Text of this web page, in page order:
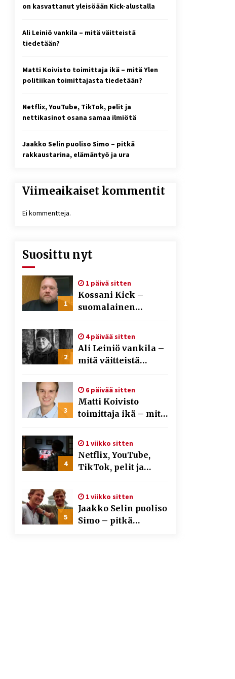
2 viikkoa sitten
mobiilipelialustojen kehitys –
10 euron talletuskasinot ja
pikamaksut: mitä suomalaisten
on kasvattanut yleisöään Kick-alustalla
Ali Leiniö vankila – mitä väitteistä
tiedetään?
Matti Koivisto toimittaja ikä – mitä Ylen
politiikan toimittajasta tiedetään?
Netflix, YouTube, TikTok, pelit ja
nettikasinot osana samaa ilmiötä
Jaakko Selin puoliso Simo – pitkä
rakkaustarina, elämäntyö ja ura
Viimeaikaiset kommentit
Ei kommentteja.
Suosittu nyt
1
1 päivä sitten
Kossani Kick –
suomalainen
kasvattanut
yleisöään Kick-
alustalla
2
4 päivää sitten
Ali Leiniö vankila –
mitä väitteistä
3
6 päivää sitten
Matti Koivisto
toimittaja ikä – mitä
toimittajasta
tiedetään?
4
1 viikko sitten
Netflix, YouTube,
TikTok, pelit ja
samaa ilmiötä
5
1 viikko sitten
Jaakko Selin puoliso
Simo – pitkä